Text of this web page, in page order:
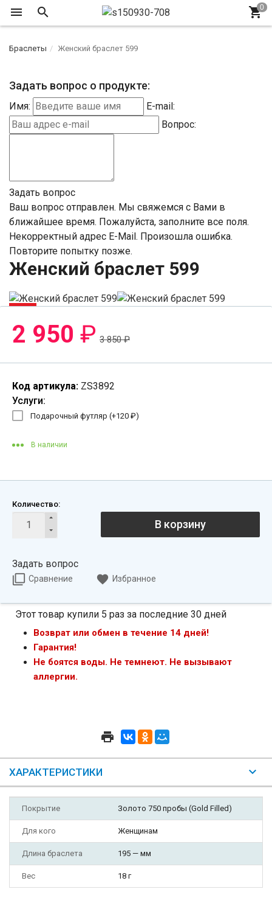
Браслеты Женский браслет 599
Задать вопрос о продукте:
Имя:
E-mail:
Вопрос:
Задать вопрос
Ваш вопрос отправлен. Мы свяжемся с Вами в
ближайшее время. Пожалуйста, заполните все поля.
Некорректный адрес E-Mail. Произошла ошибка.
Повторите попытку позже.
Женский браслет 599
-24%
2 950 ₽ 3 850₽
Код артикула: ZS3892
Услуги:
Подарочный футляр (+120 ₽)
В наличии
Количество:
В корзину
Задать вопрос
Сравнение Избранное
Этот товар купили 5 раз за последние 30 дней
Возврат или обмен в течение 14 дней!
Гарантия!
Не боятся воды. Не темнеют. Не вызывают
аллергии.
ХАРАКТЕРИСТИКИ
Покрытие Золото 750 пробы (Gold Filled)
Для кого Женщинам
Длина браслета 195 — мм
Вес 18 г